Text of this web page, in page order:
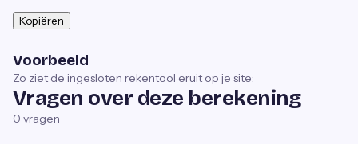
Kopiëren
Voorbeeld
Zo ziet de ingesloten rekentool eruit op je site:
Vragen over deze berekening
0 vragen